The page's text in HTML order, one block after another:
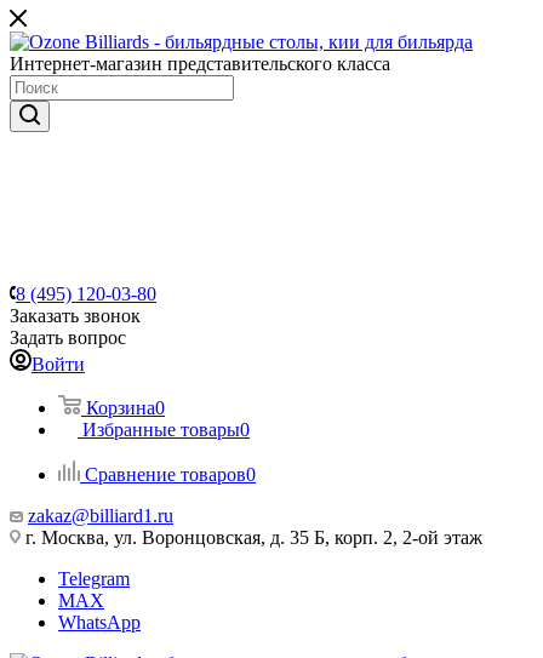
Интернет-магазин представительского класса
8 (495) 120-03-80
Заказать звонок
Задать вопрос
Войти
Корзина0
Избранные товары0
Сравнение товаров0
zakaz@billiard1.ru
г. Москва, ул. Воронцовская, д. 35 Б, корп. 2, 2-ой этаж
Telegram
MAX
WhatsApp